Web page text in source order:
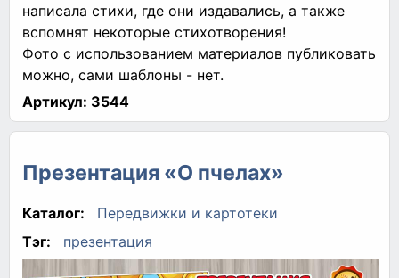
написала стихи, где они издавались, а также
вспомнят некоторые стихотворения!
Фото с использованием материалов публиковать
можно, сами шаблоны - нет.
Артикул: 3544
Презентация «О пчелах»
Каталог:
Передвижки и картотеки
Тэг:
презентация